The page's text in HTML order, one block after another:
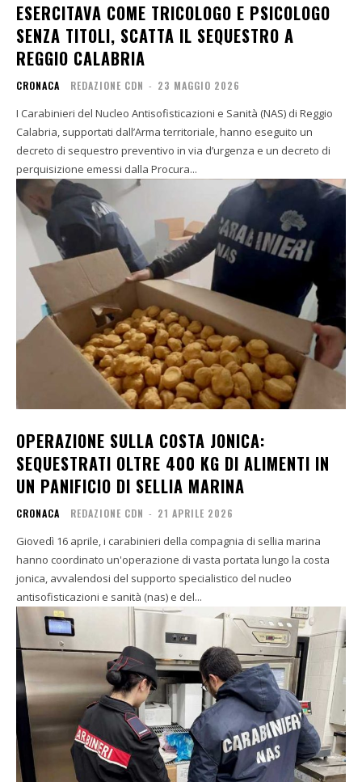
ESERCITAVA COME TRICOLOGO E PSICOLOGO
SENZA TITOLI, SCATTA IL SEQUESTRO A
REGGIO CALABRIA
CRONACA REDAZIONE CDN - 23 MAGGIO 2026
I Carabinieri del Nucleo Antisofisticazioni e Sanità (NAS) di Reggio
Calabria, supportati dall’Arma territoriale, hanno eseguito un
decreto di sequestro preventivo in via d’urgenza e un decreto di
perquisizione emessi dalla Procura...
OPERAZIONE SULLA COSTA JONICA:
SEQUESTRATI OLTRE 400 KG DI ALIMENTI IN
UN PANIFICIO DI SELLIA MARINA
CRONACA REDAZIONE CDN - 21 APRILE 2026
Giovedì 16 aprile, i carabinieri della compagnia di sellia marina
hanno coordinato un'operazione di vasta portata lungo la costa
jonica, avvalendosi del supporto specialistico del nucleo
antisofisticazioni e sanità (nas) e del...